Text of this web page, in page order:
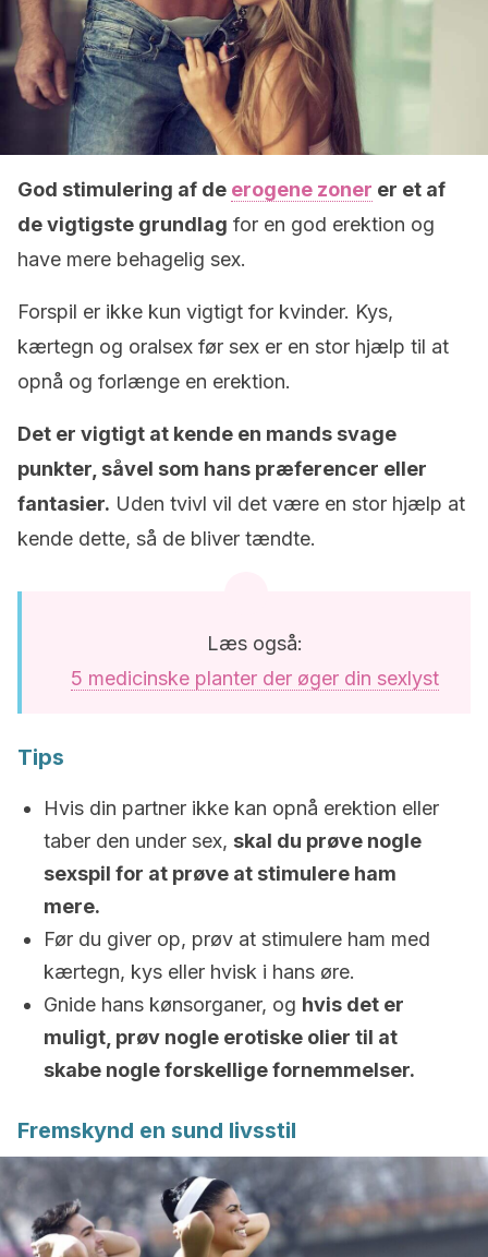
God stimulering af de erogene zoner er et af
de vigtigste grundlag for en god erektion og
have mere behagelig sex.
Forspil er ikke kun vigtigt for kvinder. Kys,
kærtegn og oralsex før sex er en stor hjælp til at
opnå og forlænge en erektion.
Det er vigtigt at kende en mands svage
punkter, såvel som hans præferencer eller
fantasier. Uden tvivl vil det være en stor hjælp at
kende dette, så de bliver tændte.
Læs også:
5 medicinske planter der øger din sexlyst
Tips
Hvis din partner ikke kan opnå erektion eller
taber den under sex, skal du prøve nogle
sexspil for at prøve at stimulere ham
mere.
Før du giver op, prøv at stimulere ham med
kærtegn, kys eller hvisk i hans øre.
Gnide hans kønsorganer, og hvis det er
muligt, prøv nogle erotiske olier til at
skabe nogle forskellige fornemmelser.
Fremskynd en sund livsstil